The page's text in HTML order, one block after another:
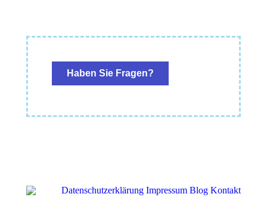
Haben Sie Fragen?
Datenschutzerklärung Impressum Blog Kontakt